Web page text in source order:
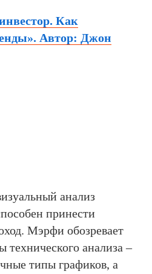
Как
Автор: Джон
анализ
принести
Мэрфи обозревает
технического анализа –
типы графиков, а